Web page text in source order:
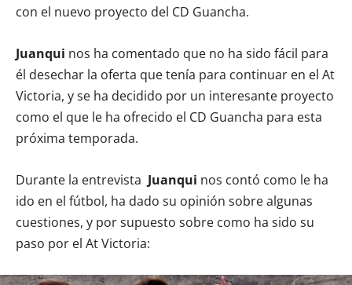
con el nuevo proyecto del CD Guancha.
Juanqui nos ha comentado que no ha sido fácil para
él desechar la oferta que tenía para continuar en el At
Victoria, y se ha decidido por un interesante proyecto
como el que le ha ofrecido el CD Guancha para esta
próxima temporada.
Durante la entrevista Juanqui nos contó como le ha
ido en el fútbol, ha dado su opinión sobre algunas
cuestiones, y por supuesto sobre como ha sido su
paso por el At Victoria: